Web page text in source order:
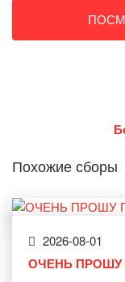
Похожие сборы
2026-08-01
ОЧЕНЬ